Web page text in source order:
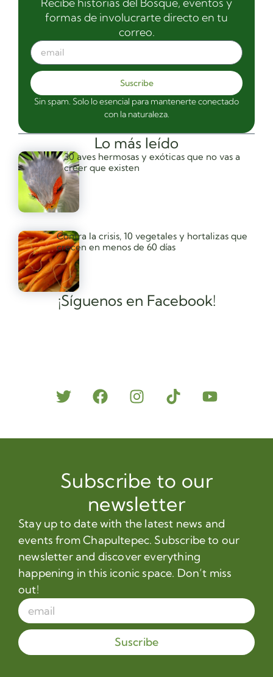
¡Síguenos en Facebook!
Lo más leído
30 aves hermosas y exóticas que no vas a
creer que existen
Contra la crisis, 10 vegetales y hortalizas que
crecen en menos de 60 días
formas de involucrarte directo en tu
correo.
Suscribe
Sin spam. Solo lo esencial para mantenerte conectado
con la naturaleza.
Subscribe to our
newsletter
Stay up to date with the latest news and
events from Chapultepec. Subscribe to our
newsletter and discover everything
happening in this iconic space. Don’t miss
out!
Suscribe